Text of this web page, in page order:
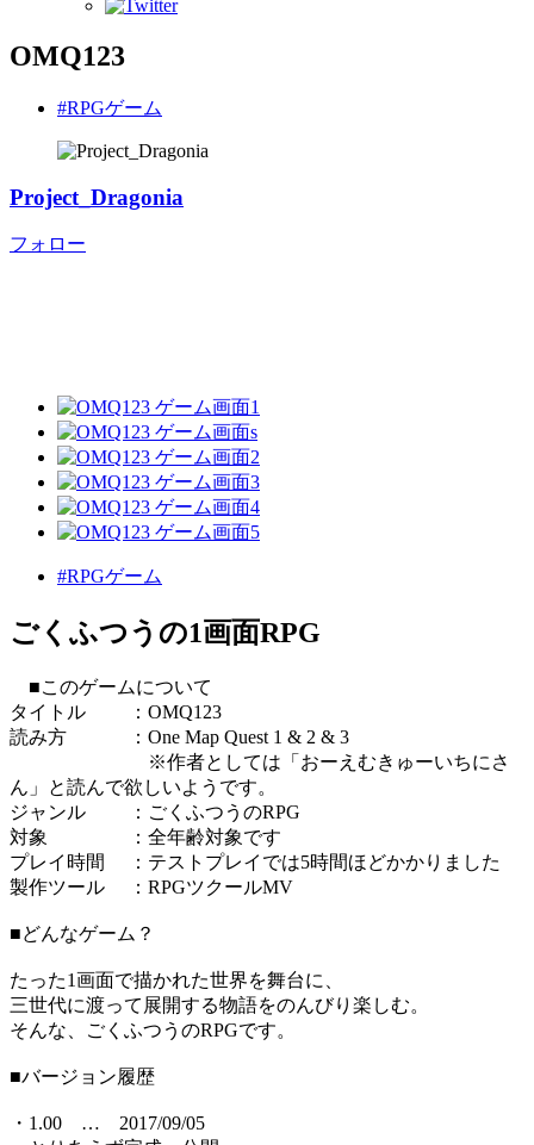
OMQ123
#RPGゲーム
Project_Dragonia
フォロー
#RPGゲーム
ごくふつうの1画面RPG
■このゲームについて
タイトル ：OMQ123
読み方 ：One Map Quest 1 & 2 & 3
※作者としては「おーえむきゅーいちにさ
ん」と読んで欲しいようです。
ジャンル ：ごくふつうのRPG
対象 ：全年齢対象です
プレイ時間 ：テストプレイでは5時間ほどかかりました
製作ツール ：RPGツクールMV
■どんなゲーム？
たった1画面で描かれた世界を舞台に、
三世代に渡って展開する物語をのんびり楽しむ。
そんな、ごくふつうのRPGです。
■バージョン履歴
・1.00 … 2017/09/05